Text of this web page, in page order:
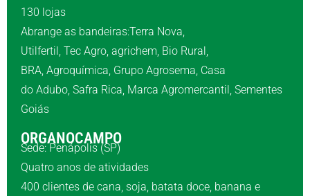
130 lojas
Abrange as bandeiras:Terra Nova,
Utilfertil, Tec Agro, agrichem, Bio Rural,
BRA, Agroquímica, Grupo Agrosema, Casa
do Adubo, Safra Rica, Marca Agromercantil, Sementes
Goiás
ORGANOCAMPO
Sede: Penápolis (SP)
Quatro anos de atividades
400 clientes de cana, soja, batata doce, banana e